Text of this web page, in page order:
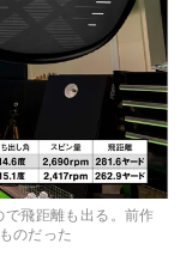
飛距離も出る。前作
のだった